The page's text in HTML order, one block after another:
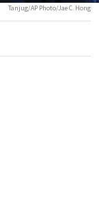
Tanjug/AP Photo/Jae C. Hong